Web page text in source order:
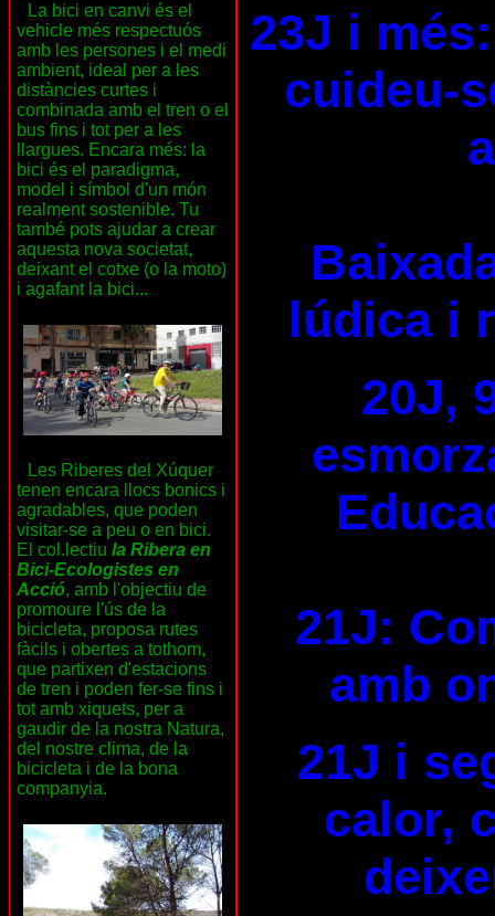
La bici en canvi és el
vehicle més respectuós
amb les persones i el medi
ambient, ideal per a les
distàncies curtes i
combinada amb el tren o el
bus fins i tot per a les
llargues. Encara més: la
bici és el paradigma,
model i símbol d'un món
realment sostenible. Tu
també pots ajudar a crear
aquesta nova societat,
deixant el cotxe (o la moto)
i agafant la bici...
Les Riberes del Xúquer
tenen encara llocs bonics i
agradables, que poden
visitar-se a peu o en bici.
El col.lectiu la Ribera en
Bici-Ecologistes en
Acció, amb l'objectiu de
promoure l'ús de la
bicicleta, proposa rutes
fàcils i obertes a tothom,
que partixen d'estacions
de tren i poden fer-se fins i
tot amb xiquets, per a
gaudir de la nostra Natura,
del nostre clima, de la
bicicleta i de la bona
companyia.
23J i
cuideu-
lúdica i
20J,
21J:
amb
21J i
calor,